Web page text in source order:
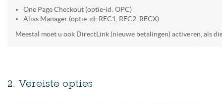
One Page Checkout (optie-id: OPC)
Alias Manager (optie-id: REC1, REC2, RECX)
Meestal moet u ook DirectLink (nieuwe betalingen) activeren, als
2. Vereiste opties